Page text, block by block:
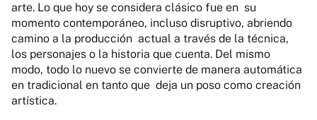
arte. Lo que hoy se considera clásico fue en su
momento contemporáneo, incluso disruptivo, abriendo
camino a la producción actual a través de la técnica,
los personajes o la historia que cuenta. Del mismo
modo, todo lo nuevo se convierte de manera automática
en tradicional en tanto que deja un poso como creación
artística.